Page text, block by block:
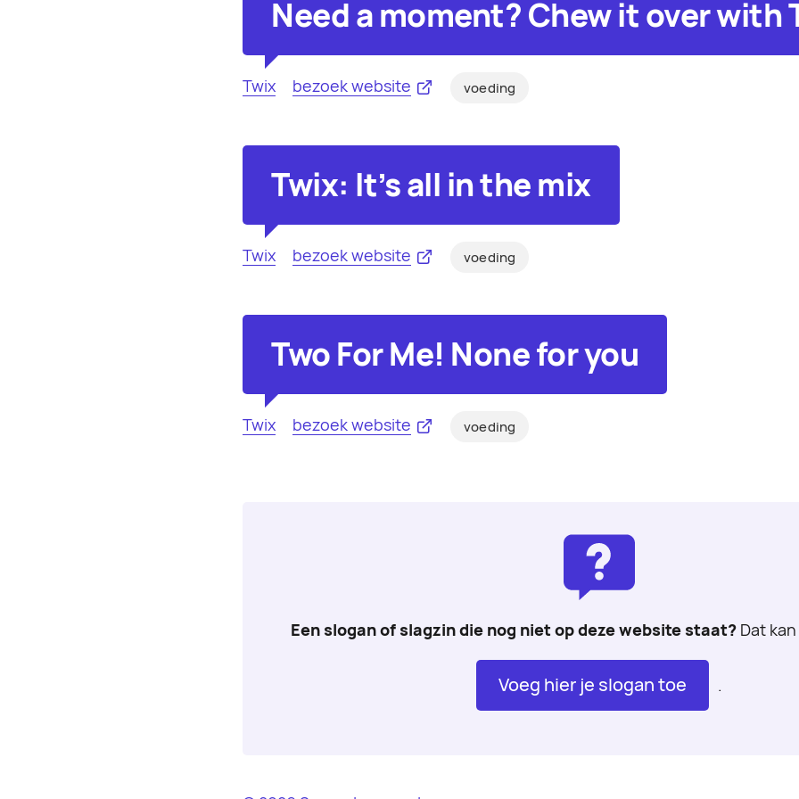
Need a moment? Chew it over with
Twix bezoek website voeding
Twix: It's all in the mix
Twix bezoek website voeding
Two For Me! None for you
Twix bezoek website voeding
Een slogan of slagzin die nog niet op deze website staat?Dat
Voeg hier je slogan toe .